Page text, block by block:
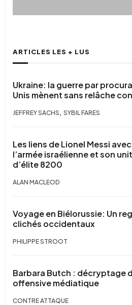
ARTICLES LES + LUS
Ukraine: la guerre par
Unis mènent sans relâche
JEFFREY SACHS , SYBIL FARES
Les liens de Lionel Messi
l’armée israélienne et son
d’élite 8200
ALAN MACLEOD
Voyage en Biélorussie: Un
clichés occidentaux
PHILIPPE STROOT
Barbara Butch : décryptage
offensive médiatique
CONTRE ATTAQUE